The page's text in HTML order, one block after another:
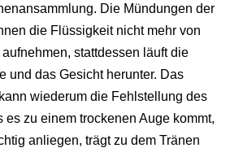
Die Mündungen der
die Flüssigkeit nicht mehr von
stattdessen läuft die
und das Gesicht herunter. Das
wiederum die Fehlstellung des
es zu einem trockenen Auge kommt,
anliegen, trägt zu dem Tränen